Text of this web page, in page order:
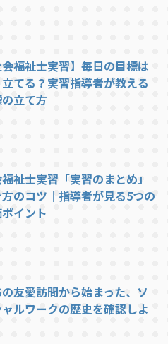
会福祉士実習】毎日の目標は
てる？実習指導者が教える
立て方
祉士実習「実習のまとめ」
のコツ｜指導者が見る5つの
イント
の友愛訪問から始まった、ソ
ルワークの歴史を確認しよ